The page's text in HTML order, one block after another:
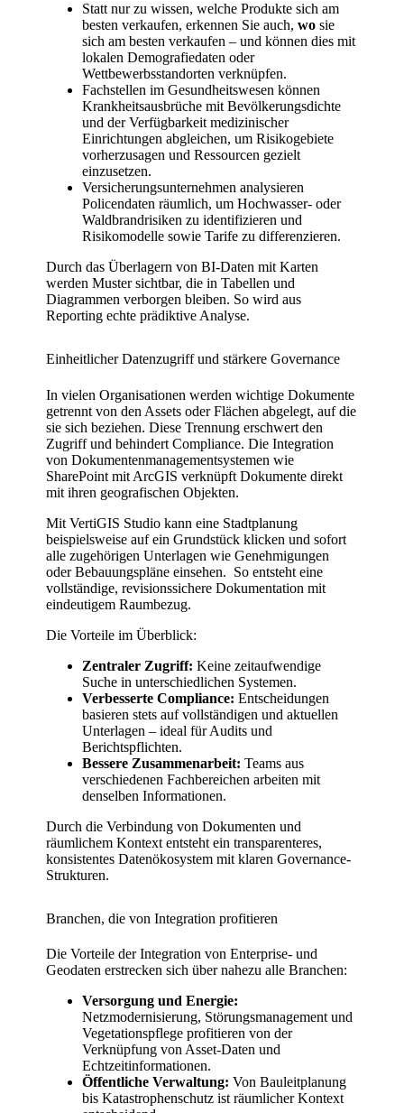
Statt nur zu wissen, welche Produkte sich am
besten verkaufen, erkennen Sie auch,wo sie
sich am besten verkaufen – und können dies mit
lokalen Demografiedaten oder
Wettbewerbsstandorten verknüpfen.
Fachstellen im Gesundheitswesen können
Krankheitsausbrüche mit Bevölkerungsdichte
und der Verfügbarkeit medizinischer
Einrichtungen abgleichen, um Risikogebiete
vorherzusagen und Ressourcen gezielt
einzusetzen.
Versicherungsunternehmen analysieren
Policendaten räumlich, um Hochwasser- oder
Waldbrandrisiken zu identifizieren und
Risikomodelle sowie Tarife zu differenzieren.
Durch das Überlagern von BI-Daten mit Karten
werden Muster sichtbar, die in Tabellen und
Diagrammen verborgen bleiben. So wird aus
Reporting echte prädiktive Analyse.
Einheitlicher Datenzugriff und stärkere Governance
In vielen Organisationen werden wichtige Dokumente
getrennt von den Assets oder Flächen abgelegt, auf die
sie sich beziehen. Diese Trennung erschwert den
Zugriff und behindert Compliance. Die Integration
von Dokumentenmanagementsystemen wie
SharePoint mit ArcGIS verknüpft Dokumente direkt
mit ihren geografischen Objekten.
Mit VertiGIS Studio kann eine Stadtplanung
beispielsweise auf ein Grundstück klicken und sofort
alle zugehörigen Unterlagen wie Genehmigungen
oder Bebauungspläne einsehen. So entsteht eine
vollständige, revisionssichere Dokumentation mit
eindeutigem Raumbezug.
Die Vorteile im Überblick:
Zentraler Zugriff: Keine zeitaufwendige
Suche in unterschiedlichen Systemen.
Verbesserte Compliance: Entscheidungen
basieren stets auf vollständigen und aktuellen
Unterlagen – ideal für Audits und
Berichtspflichten.
Bessere Zusammenarbeit: Teams aus
verschiedenen Fachbereichen arbeiten mit
denselben Informationen.
Durch die Verbindung von Dokumenten und
räumlichem Kontext entsteht ein transparenteres,
konsistentes Datenökosystem mit klaren Governance-
Strukturen.
Branchen, die von Integration profitieren
Die Vorteile der Integration von Enterprise- und
Geodaten erstrecken sich über nahezu alle Branchen:
Versorgung und Energie:
Netzmodernisierung, Störungsmanagement und
Vegetationspflege profitieren von der
Verknüpfung von Asset-Daten und
Echtzeitinformationen.
Öffentliche Verwaltung: Von Bauleitplanung
bis Katastrophenschutz ist räumlicher Kontext